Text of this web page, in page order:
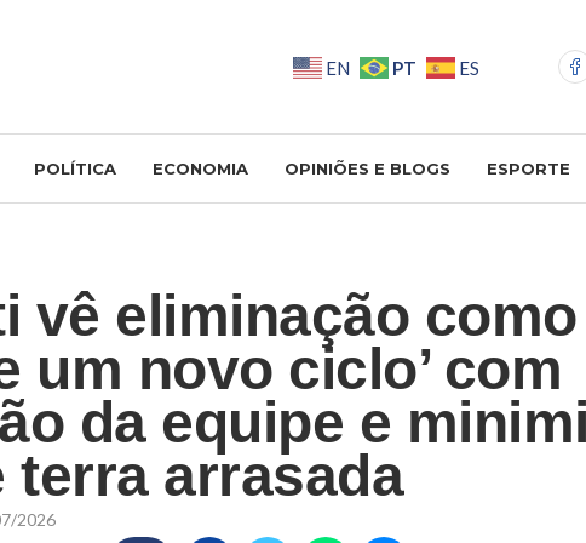
EN PT ES
POLÍTICA ECONOMIA OPINIÕES E BLOGS ESPORTE
vê eliminação como
um novo ciclo’ com
da equipe e
terra arrasada
2026